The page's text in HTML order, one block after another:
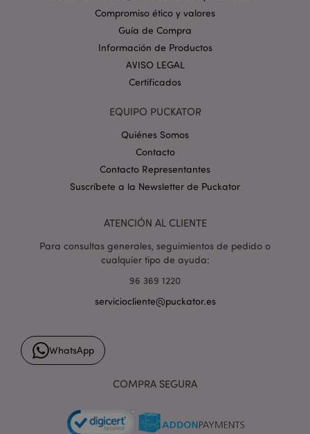
Compromiso ético y valores
Guía de Compra
Información de Productos
AVISO LEGAL
Certificados
EQUIPO PUCKATOR
Quiénes Somos
Contacto
Contacto Representantes
Suscríbete a la Newsletter de Puckator
ATENCIÓN AL CLIENTE
Para consultas generales, seguimientos de pedido o
cualquier tipo de ayuda:
96 369 1220
serviciocliente@puckator.es
WhatsApp
COMPRA SEGURA
www.puckator.es
recently_compared_product_previous
mage-cache-sessid
Adobe Inc.